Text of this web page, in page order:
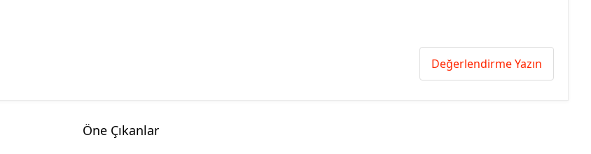
Değerlendirme Yazın
Öne Çıkanlar